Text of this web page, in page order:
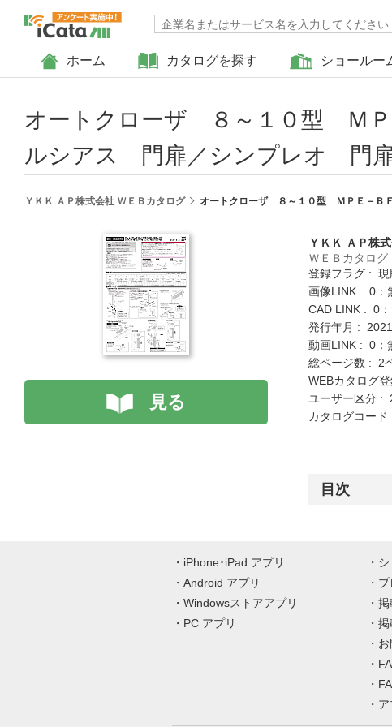
ホーム カタログを探す ショールー
オートクローザ ８～１０型 Ｍ
ルシアス 門扉／シンプレオ 門
ＹＫＫ ＡＰ株式会社 ＷＥＢカタログ オートクローザ ８～１０型 ＭＰＥ－Ｂ
見る
ＹＫＫ ＡＰ株
ＷＥＢカタログ
登録フラグ : 現
画像LINK : 0：
CAD LINK : 0：
発行年月 :
動画LINK : 0：
総ページ数 : 2
WEBカタログ
ユーザー区分 :
カタログコー
目次
iPhone･iPad アプリ
Android アプリ
Windowsストアアプリ
PC アプリ
掲
掲